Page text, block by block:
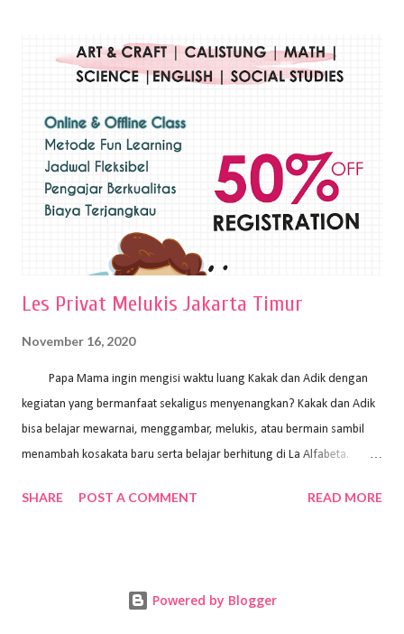
menggunakan bahan dasar cat air, cat akrilik, atau cat minyak dengan
sapuan warna cat yang tebal. Dengan memberikan sapuan warna
pelukis untuk menghasilkan lukisan yang mempesona dan tentunya
bernilai tinggi. Ciri teknik plakat Ciri-ciri teknik plakat, yaitu: Sapuan
warna yang kental dan tebal. Hasil lukisan menutupi seluruh bagian
medianya Mem...
Les Privat Melukis Jakarta Timur
November 16, 2020
Papa Mama ingin mengisi waktu luang Kakak dan Adik dengan
kegiatan yang bermanfaat sekaligus menyenangkan? Kakak dan Adik
bisa belajar mewarnai, menggambar, melukis, atau bermain sambil
menambah kosakata baru serta belajar berhitung di La Alfabeta.
kok untuk mengajar dengan metode yang fun, La Alfabeta
Alfabeta. ⁣⁣⁣⁣Ada pilihan online class maupun offline class lho! Cek
SHARE POST A COMMENT READ MORE
Powered by Blogger